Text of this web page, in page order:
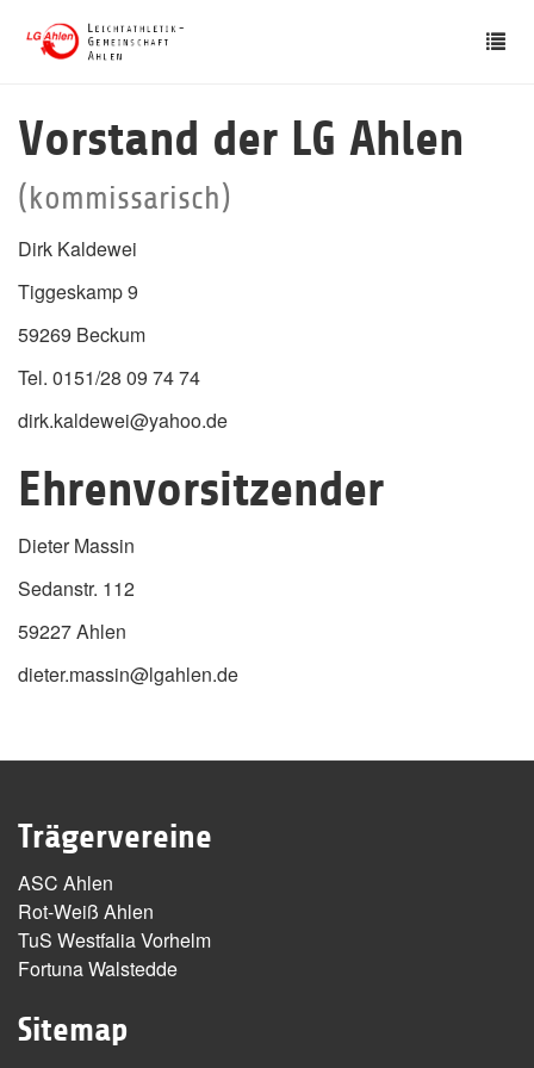
Vorstand der LG Ahlen
(kommissarisch)
Dirk Kaldewei
Tiggeskamp 9
59269 Beckum
Tel. 0151/28 09 74 74
dirk.kaldewei@yahoo.de
Ehrenvorsitzender
Dieter Massin
Sedanstr. 112
59227 Ahlen
dieter.massin@lgahlen.de
Trägervereine
ASC Ahlen
Rot-Weiß Ahlen
TuS Westfalia Vorhelm
Fortuna Walstedde
Sitemap